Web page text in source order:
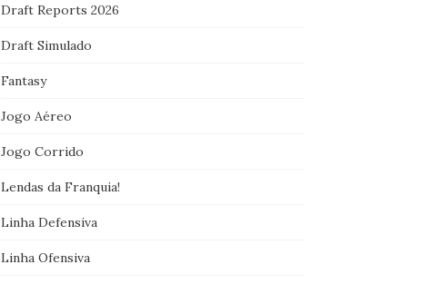
Draft Reports 2026
Draft Simulado
Fantasy
Jogo Aéreo
Jogo Corrido
Lendas da Franquia!
Linha Defensiva
Linha Ofensiva